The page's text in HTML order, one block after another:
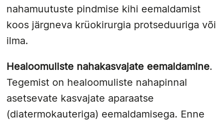
nahamuutuste pindmise kihi eemaldamist
koos järgneva krüokirurgia protseduuriga või
ilma.
Healoomuliste nahakasvajate eemaldamine.
Tegemist on healoomuliste nahapinnal
asetsevate kasvajate aparaatse
(diatermokauteriga) eemaldamisega. Enne